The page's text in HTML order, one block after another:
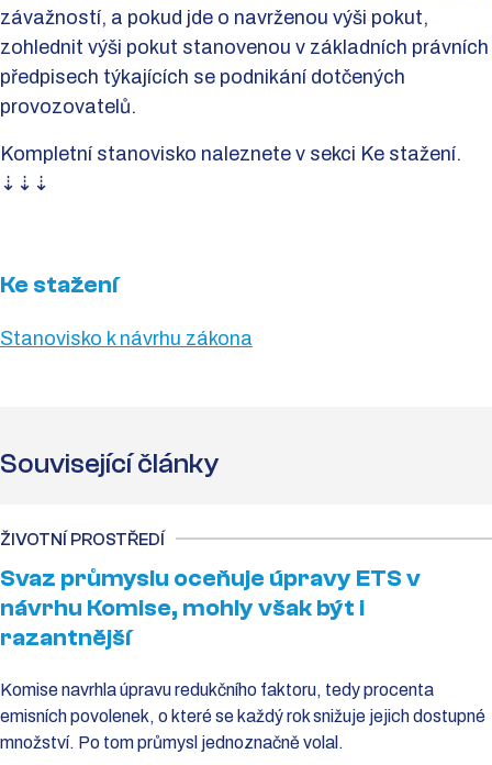
závažností, a pokud jde o navrženou výši pokut,
zohlednit výši pokut stanovenou v základních právních
předpisech týkajících se podnikání dotčených
provozovatelů.
Kompletní stanovisko naleznete v sekci Ke stažení.
⇣⇣⇣
Ke stažení
Stanovisko k návrhu zákona
Související články
ŽIVOTNÍ PROSTŘEDÍ
Svaz průmyslu oceňuje úpravy ETS v
návrhu Komise, mohly však být i
razantnější
Komise navrhla úpravu redukčního faktoru, tedy procenta
emisních povolenek, o které se každý rok snižuje jejich dostupné
množství. Po tom průmysl jednoznačně volal.